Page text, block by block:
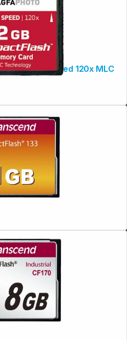
AgfaPhoto Compact Flash 2GB High Speed 120x MLC
Transcend Compact Flash 1GB 133x
Transcend Compact Flash 8GB 170x